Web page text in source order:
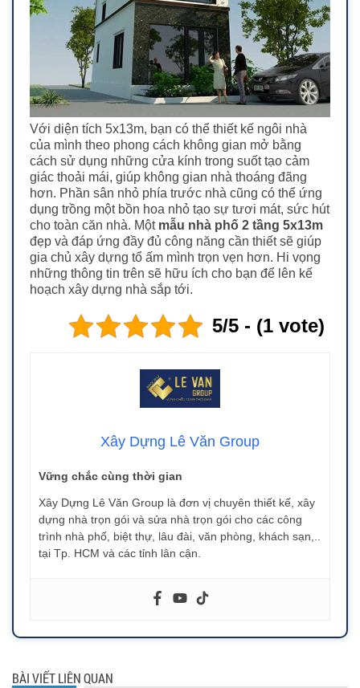
Với diện tích 5x13m, bạn có thể thiết kế ngôi nhà
của mình theo phong cách không gian mở bằng
cách sử dụng những cửa kính trong suốt tạo cảm
giác thoải mái, giúp không gian nhà thoáng đãng
hơn. Phần sân nhỏ phía trước nhà cũng có thể ứng
dụng trồng một bồn hoa nhỏ tạo sự tươi mát, sức hút
cho toàn căn nhà. Mộtmẫu nhà phố 2 tầng 5x13m
đẹp và đáp ứng đầy đủ công năng cần thiết sẽ giúp
gia chủ xây dựng tổ ấm mình trọn vẹn hơn. Hi vọng
những thông tin trên sẽ hữu ích cho bạn để lên kế
hoạch xây dựng nhà sắp tới.
5/5 - (1 vote)
Xây Dựng Lê Văn Group
Vững chắc cùng thời gian
Xây Dựng Lê Văn Group là đơn vị chuyên thiết kế, xây
dựng nhà trọn gói và sửa nhà trọn gói cho các công
trình nhà phố, biệt thự, lâu đài, văn phòng, khách sạn,..
tại Tp. HCM và các tỉnh lân cận.
BÀI VIẾT LIÊN QUAN